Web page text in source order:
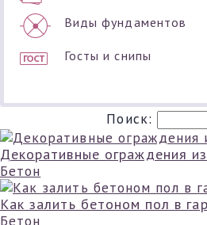
Виды фундаментов
Госты и снипы
Поиск:
Декоративные ограждения
Бетон
Как залить бетоном пол в
Бетон